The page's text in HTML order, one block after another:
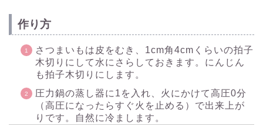
作り方
さつまいもは皮をむき、1cm角4cmくらいの拍子
木切りにして水にさらしておきます。にんじん
も拍子木切りにします。
圧力鍋の蒸し器に1を入れ、火にかけて高圧0分
（高圧になったらすぐ火を止める）で出来上が
りです。自然に冷まします。